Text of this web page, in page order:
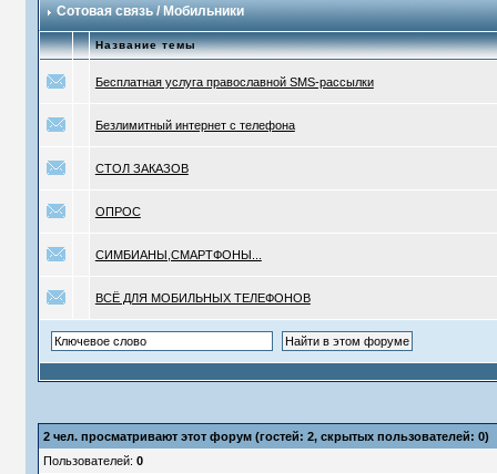
Сотовая связь / Мобильники
Название темы
Бесплатная услуга православной SMS-рассылки
Безлимитный интернет с телефона
СТОЛ ЗАКАЗОВ
ОПРОС
СИМБИАНЫ,СМАРТФОНЫ...
ВСЁ ДЛЯ МОБИЛЬНЫХ ТЕЛЕФОНОВ
2чел. просматривают этот форум (гостей: 2, скрытых пользователей: 0)
Пользователей: 0